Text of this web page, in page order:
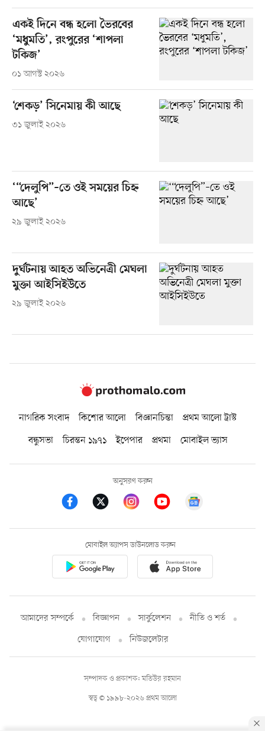
একই দিনে বন্ধ হলো ভৈরবের
‘মধুমতি’, রংপুরের ‘শাপলা
টকিজ’
০১ আগস্ট ২০২৬
‘শেকড়’ সিনেমায় কী আছে
৩১ জুলাই ২০২৬
‘“দেলুপি”–তে ওই সময়ের চিহ্ন
আছে’
২৯ জুলাই ২০২৬
দুর্ঘটনায় আহত অভিনেত্রী মেঘলা
মুক্তা আইসিইউতে
২৯ জুলাই ২০২৬
নাগরিক সংবাদ কিশোর আলো বিজ্ঞানচিন্তা
প্রথম আলো ট্রাস্ট
বন্ধুসভা
চিরন্তন ১৯৭১ ইপেপার প্রথমা মোবাইল ভ্যাস
অনুসরণ করুন
মোবাইল অ্যাপস ডাউনলোড করুন
আমাদের সম্পর্কে বিজ্ঞাপন সার্কুলেশন
নীতি ও শর্ত
যোগাযোগ
নিউজলেটার
স্বত্ব © ১৯৯৮-২০২৬ প্রথম আলো
সম্পাদক ও প্রকাশক: মতিউর রহমান